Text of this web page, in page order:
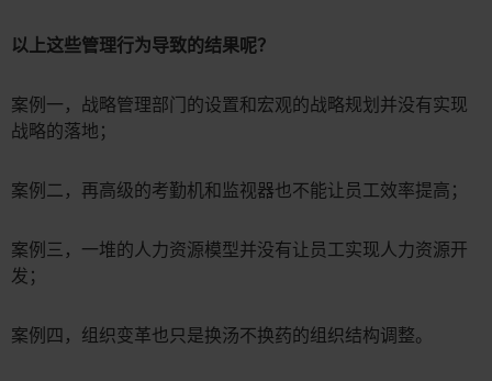
以上这些管理行为导致的结果呢？
案例一，战略管理部门的设置和宏观的战略规划并没有实现
战略的落地；
案例二，再高级的考勤机和监视器也不能让员工效率提高；
案例三，一堆的人力资源模型并没有让员工实现人力资源开
发；
案例四，组织变革也只是换汤不换药的组织结构调整。